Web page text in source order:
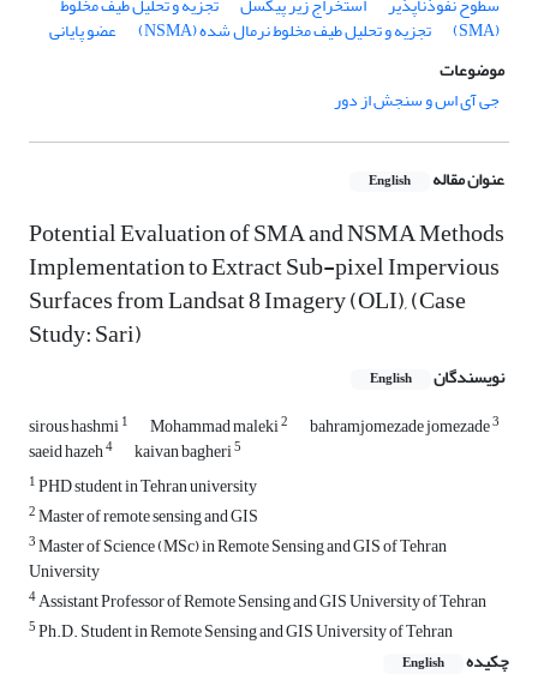
(SMA) تجزیه و تحلیل طیف مخلوط نرمال شده (NSMA)
عضو پایانی
موضوعات
جی آی اس و سنجش از دور
عنوان مقاله English
Potential Evaluation of SMA and NSMA Methods
Implementation to Extract Sub-pixel Impervious
Surfaces from Landsat 8 Imagery (OLI), (Case
Study: Sari)
نویسندگان English
sirous hashmi1 Mohammad maleki2 bahramjomezade jomezade3
saeid hazeh4 kaivan bagheri5
1PHD student in Tehran university
2Master of remote sensing and GIS
3Master of Science (MSc) in Remote Sensing and GIS of Tehran
University
4Assistant Professor of Remote Sensing and GIS University of Tehran
5Ph.D. Student in Remote Sensing and GIS University of Tehran
چکیده
English